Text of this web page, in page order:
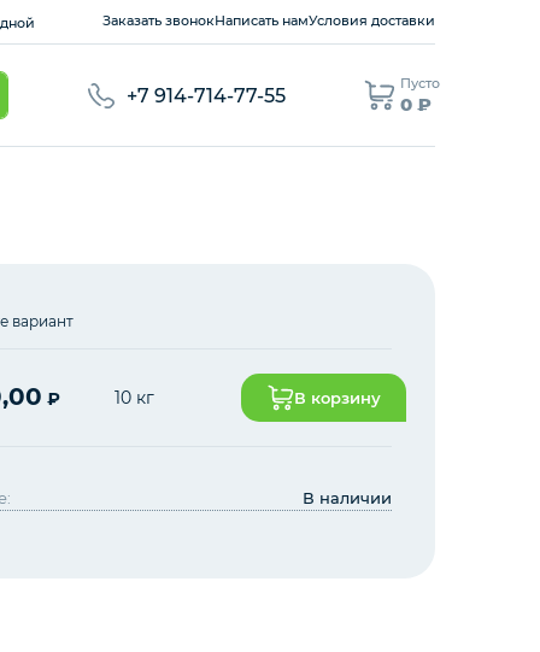
Заказать звонокНаписать намУсловия доставки
+7 914-714-77-55
Пусто
0 ₽
вариант
₽ 10 кг В корзину
В наличии